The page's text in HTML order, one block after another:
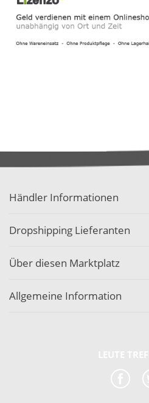
Händler Informationen
Dropshipping Lieferanten
Über diesen Marktplatz
Allgemeine Information